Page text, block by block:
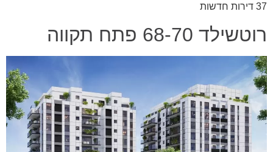
37 דירות חדשות
רוטשילד 68-70 פתח תקווה